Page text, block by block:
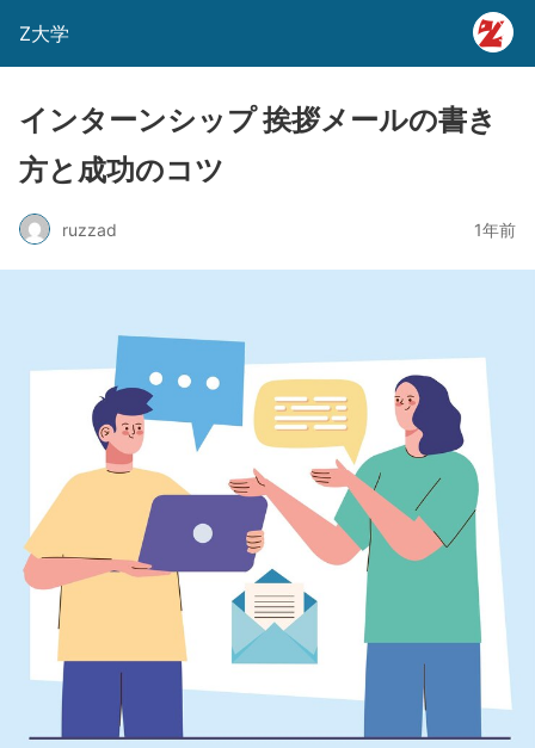
Z大学
インターンシップ 挨拶メールの書き
方と成功のコツ
ruzzad 1年前